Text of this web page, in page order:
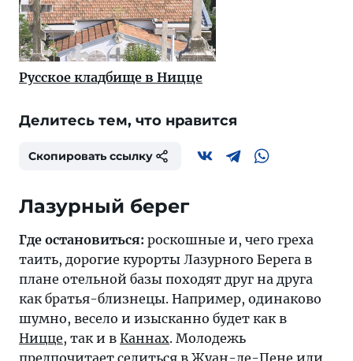
Русское кладбище в Ницце
Делитесь тем, что нравится
Скопировать ссылку
Лазурный берег
Где остановиться: роскошные и, чего греха
таить, дорогие курорты Лазурного Берега в
плане отельной базы походят друг на друга
как братья-близнецы. Например, одинаково
шумно, весело и изысканно будет как в
Ницце, так и в Каннах. Молодежь
предпочитает селиться в Жуан-ле-Пене или